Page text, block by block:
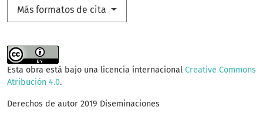
Más formatos de cita
Esta obra está bajo una licencia internacional Creative Commons
Atribución 4.0.
Derechos de autor 2019 Diseminaciones